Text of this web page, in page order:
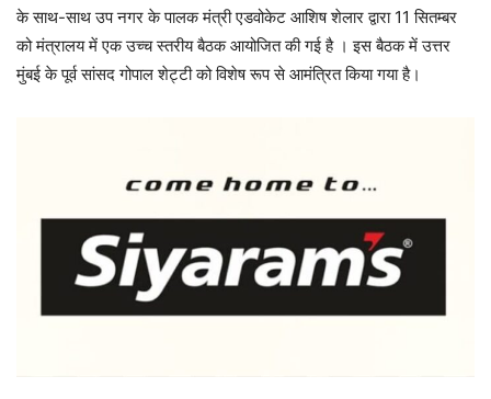
के साथ-साथ उप नगर के पालक मंत्री एडवोकेट आशिष शेलार द्वारा 11 सितम्बर
को मंत्रालय में एक उच्च स्तरीय बैठक आयोजित की गई है । इस बैठक में उत्तर
मुंबई के पूर्व सांसद गोपाल शेट्टी को विशेष रूप से आमंत्रित किया गया है।